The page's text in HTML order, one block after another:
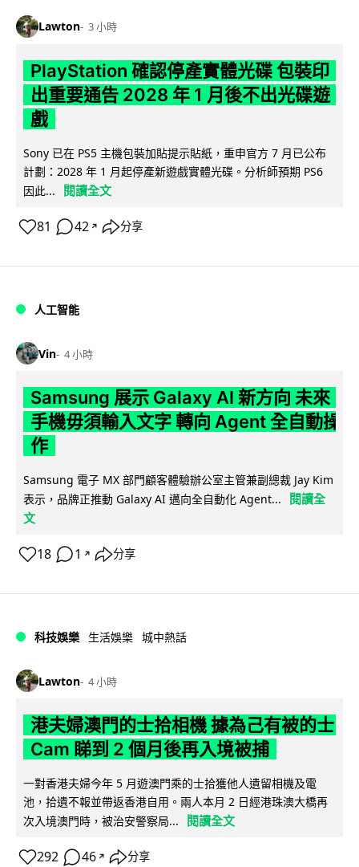
Lawton 3 小時
PlayStation 確認停產實體光碟 包裝印
出重要通告 2028 年 1 月後不出光碟遊
戲
Sony 已在 PS5 主機包裝加貼提示貼紙，重申官方 7 月已公布
計劃：2028 年 1 月起停產新遊戲實體光碟。分析師預期 PS6
因此...
閱讀全文
81 42 ↗ 分享
人工智能
Vin 4 小時
Samsung 展示 Galaxy AI 新方向 未來
手機毋須輸入文字 轉向 Agent 全自動操
作
Samsung 電子 MX 部門顧客體驗辦公室主管兼副總裁 Jay Kim
表示，品牌正推動 Galaxy AI 邁向全自動化 Agent...
閱讀全
文
18 1 ↗ 分享
科技娛樂 生活娛樂 城中熱話
Lawton 4 小時
港夫婦澳門的士拾相機 據為己有被的士
Cam 睇到 2 個月後再入境被捕
一對香港夫婦今年 5 月遊澳門乘的士拾獲他人遺留相機及電
池，拾遺不報並帶返香港自用。兩人本月 2 日經港珠澳大橋再
次入境澳門時，被治安警察局...
閱讀全文
292 46 ↗ 分享